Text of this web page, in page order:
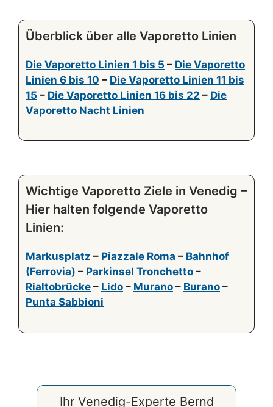
Überblick über alle Vaporetto Linien
Die Vaporetto Linien 1 bis 5 – Die Vaporetto
Linien 6 bis 10 – Die Vaporetto Linien 11 bis
15 – Die Vaporetto Linien 16 bis 22 – Die
Vaporetto Nacht Linien
Wichtige Vaporetto Ziele in Venedig –
Hier halten folgende Vaporetto
Linien:
Markusplatz – Piazzale Roma – Bahnhof
(Ferrovia) – Parkinsel Tronchetto –
Rialtobrücke – Lido – Murano – Burano –
Punta Sabbioni
Ihr Venedig-Experte Bernd